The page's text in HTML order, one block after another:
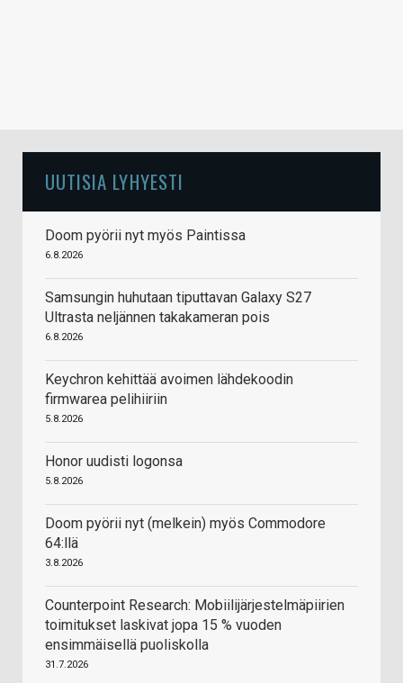
UUTISIA LYHYESTI
Doom pyörii nyt myös Paintissa
6.8.2026
Samsungin huhutaan tiputtavan Galaxy S27
Ultrasta neljännen takakameran pois
6.8.2026
Keychron kehittää avoimen lähdekoodin
firmwarea pelihiiriin
5.8.2026
Honor uudisti logonsa
5.8.2026
Doom pyörii nyt (melkein) myös Commodore
64:llä
3.8.2026
Counterpoint Research: Mobiilijärjestelmäpiirien
toimitukset laskivat jopa 15 % vuoden
ensimmäisellä puoliskolla
31.7.2026